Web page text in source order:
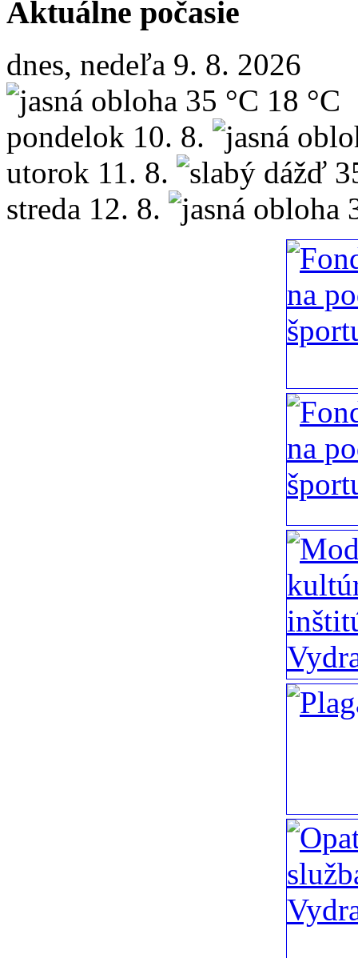
Aktuálne počasie
dnes, nedeľa 9. 8. 2026
35 °C 18 °C
pondelok 10. 8.
utorok 11. 8.
streda 12. 8.